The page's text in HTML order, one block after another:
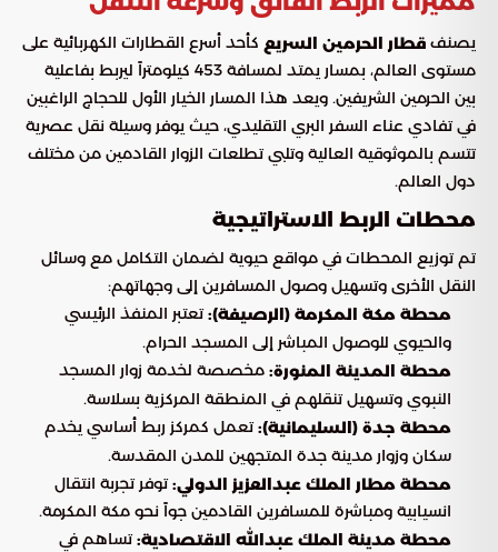
يصنف قطار الحرمين السريع كأحد أسرع القطارات الكهربائية على
مستوى العالم، بمسار يمتد لمسافة 453 كيلومتراً ليربط بفاعلية
بين الحرمين الشريفين. ويعد هذا المسار الخيار الأول للحجاج الراغبين
في تفادي عناء السفر البري التقليدي، حيث يوفر وسيلة نقل عصرية
تتسم بالموثوقية العالية وتلبي تطلعات الزوار القادمين من مختلف
دول العالم.
محطات الربط الاستراتيجية
تم توزيع المحطات في مواقع حيوية لضمان التكامل مع وسائل
النقل الأخرى وتسهيل وصول المسافرين إلى وجهاتهم:
محطة مكة المكرمة (الرصيفة):تعتبر المنفذ الرئيسي
والحيوي للوصول المباشر إلى المسجد الحرام.
محطة المدينة المنورة: مخصصة لخدمة زوار المسجد
النبوي وتسهيل تنقلهم في المنطقة المركزية بسلاسة.
محطة جدة (السليمانية):تعمل كمركز ربط أساسي يخدم
سكان وزوار مدينة جدة المتجهين للمدن المقدسة.
محطة مطار الملك عبدالعزيز الدولي:توفر تجربة انتقال
انسيابية ومباشرة للمسافرين القادمين جواً نحو مكة المكرمة.
محطة مدينة الملك عبدالله الاقتصادية:تساهم في